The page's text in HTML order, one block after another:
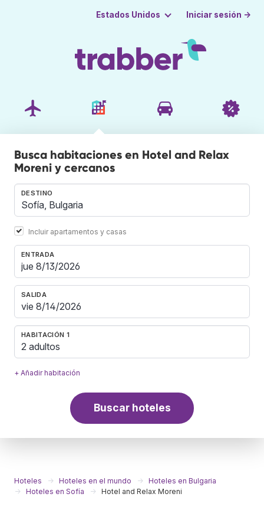
Estados Unidos Iniciar sesión →
Busca habitaciones en Hotel and Relax
Moreni y cercanos
DESTINO
Incluir apartamentos y casas
ENTRADA
SALIDA
HABITACIÓN 1
2 adultos
+ Añadir habitación
Buscar hoteles
Hoteles Hoteles en el mundo
Hoteles en Bulgaria
Hoteles en Sofía
Hotel and Relax Moreni